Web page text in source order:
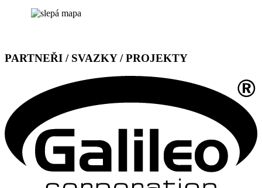
PARTNEŘI / SVAZKY / PROJEKTY